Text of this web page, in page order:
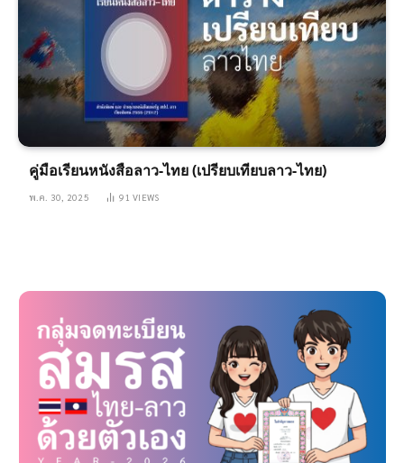
คู่มือเรียนหนังสือลาว-ไทย (เปรียบเทียบลาว-ไทย)
พ.ค. 30, 2025 91VIEWS